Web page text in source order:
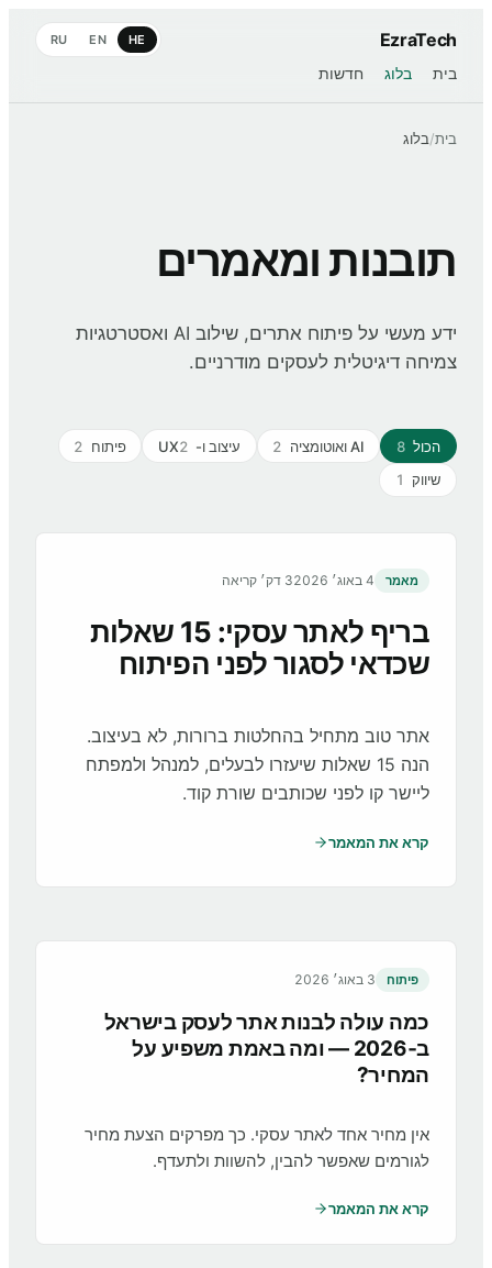
EzraTech
בית בלוג חדשות
HE
EN
RU
בית/בלוג
תובנות ומאמרים
ידע מעשי על פיתוח אתרים, שילוב AI ואסטרטגיות
צמיחה דיגיטלית לעסקים מודרניים.
הכול 8 AI ואוטומציה 2 עיצוב ו-UX 2 פיתוח 2
שיווק 1
מאמר 4 באוג׳ 2026 3 דק׳ קריאה
בריף לאתר עסקי: 15 שאלות
שכדאי לסגור לפני הפיתוח
אתר טוב מתחיל בהחלטות ברורות, לא בעיצוב.
הנה 15 שאלות שיעזרו לבעלים, למנהל ולמפתח
ליישר קו לפני שכותבים שורת קוד.
קרא את המאמר
פיתוח 3 באוג׳ 2026
כמה עולה לבנות אתר לעסק בישראל
ב‑2026 — ומה באמת משפיע על
המחיר?
אין מחיר אחד לאתר עסקי. כך מפרקים הצעת מחיר
לגורמים שאפשר להבין, להשוות ולתעדף.
קרא את המאמר